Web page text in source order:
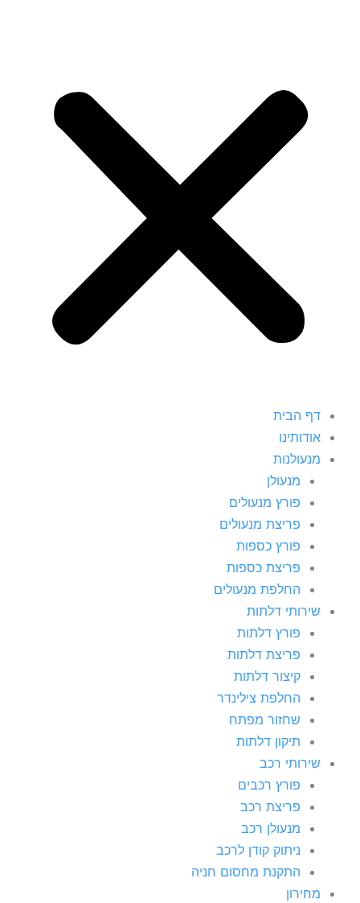
דף הבית
אודותינו
מנעולנות
מנעולן
פורץ מנעולים
פריצת מנעולים
פורץ כספות
פריצת כספות
החלפת מנעולים
שירותי דלתות
פורץ דלתות
פריצת דלתות
קיצור דלתות
החלפת צילינדר
שחזור מפתח
תיקון דלתות
שירותי רכב
פורץ רכבים
פריצת רכב
מנעולן רכב
ניתוק קודן לרכב
התקנת מחסום חניה
מחירון